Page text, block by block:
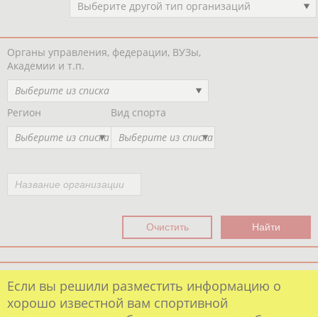
Выберите другой тип организаций
Органы управления, федерации, ВУЗы,
Академии и т.п.
Выберите из списка
Регион
Выберите из списка
Вид спорта
Выберите из списка
Если вы решили разместить информацию о
хорошо известной вам спортивной